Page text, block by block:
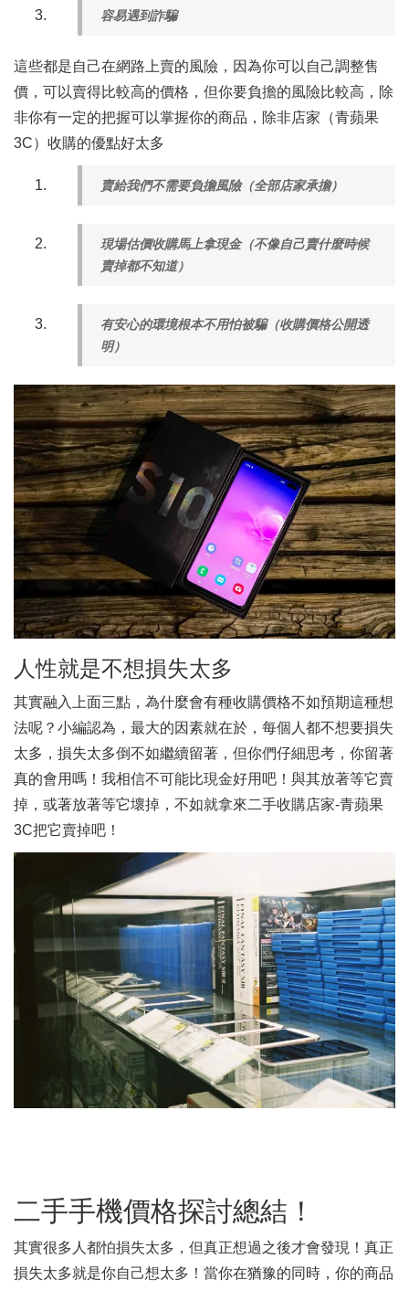
容易遇到詐騙
這些都是自己在網路上賣的風險，因為你可以自己調整售
價，可以賣得比較高的價格，但你要負擔的風險比較高，除
非你有一定的把握可以掌握你的商品，除非店家（青蘋果
3C）收購的優點好太多
賣給我們不需要負擔風險（全部店家承擔）
現場估價收購馬上拿現金（不像自己賣什麼時候
賣掉都不知道）
有安心的環境根本不用怕被騙（收購價格公開透
明）
人性就是不想損失太多
其實融入上面三點，為什麼會有種收購價格不如預期這種想
法呢？小編認為，最大的因素就在於，每個人都不想要損失
太多，損失太多倒不如繼續留著，但你們仔細思考，你留著
真的會用嗎！我相信不可能比現金好用吧！與其放著等它賣
掉，或著放著等它壞掉，不如就拿來二手收購店家-青蘋果
3C把它賣掉吧！
二手手機價格探討總結！
其實很多人都怕損失太多，但真正想過之後才會發現！真正
損失太多就是你自己想太多！當你在猶豫的同時，你的商品